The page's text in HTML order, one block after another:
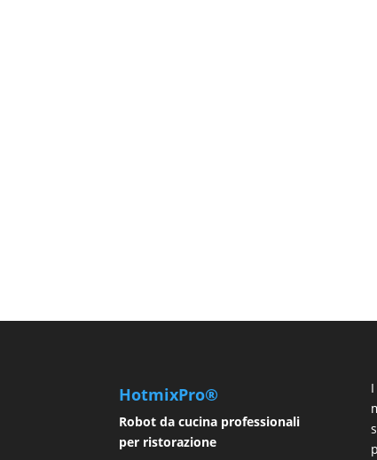
HotmixPro®
Robot da cucina professionali
per ristorazione